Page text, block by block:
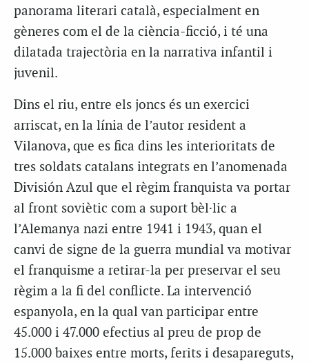
panorama literari català, especialment en
gèneres com el de la ciència-ficció, i té una
dilatada trajectòria en la narrativa infantil i
juvenil.
Dins el riu, entre els joncs és un exercici
arriscat, en la línia de l’autor resident a
Vilanova, que es fica dins les interioritats de
tres soldats catalans integrats en l’anomenada
División Azul que el règim franquista va portar
al front soviètic com a suport bèl·lic a
l’Alemanya nazi entre 1941 i 1943, quan el
canvi de signe de la guerra mundial va motivar
el franquisme a retirar-la per preservar el seu
règim a la fi del conflicte. La intervenció
espanyola, en la qual van participar entre
45.000 i 47.000 efectius al preu de prop de
15.000 baixes entre morts, ferits i desapareguts,